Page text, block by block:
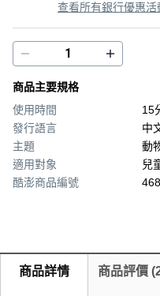
查看所有銀行優惠活
商品主要規格
使用時間
15
發行語言
中
主題
動
適用對象
兒
酷澎商品編號
商品詳情 商品評價 (